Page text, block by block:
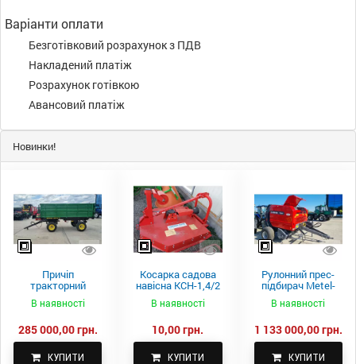
Варіанти оплати
Безготівковий розрахунок з ПДВ
Накладений платіж
Розрахунок готівкою
Авансовий платіж
Новинки!
Причіп
тракторний
самоскидний
Spike 2 ПТС-4
В наявності
285 000,00 грн.
КУПИТИ
Косарка садова
навісна КСН-1,4/2
В наявності
10,00 грн.
КУПИТИ
Рулонний прес-
підбирач Metel-
Fach Z 587
В наявності
1 133 000,00 грн.
КУПИТИ